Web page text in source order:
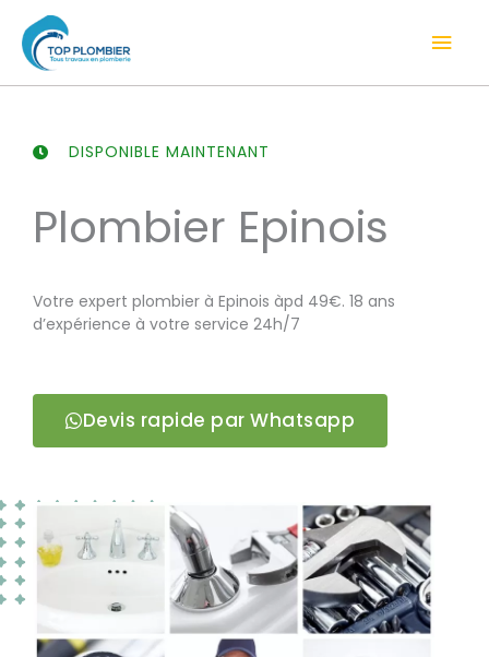
contenu
DISPONIBLE MAINTENANT
Plombier Epinois
Votre expert plombier à Epinois àpd 49€. 18 ans
d’expérience à votre service 24h/7
Devis rapide par Whatsapp